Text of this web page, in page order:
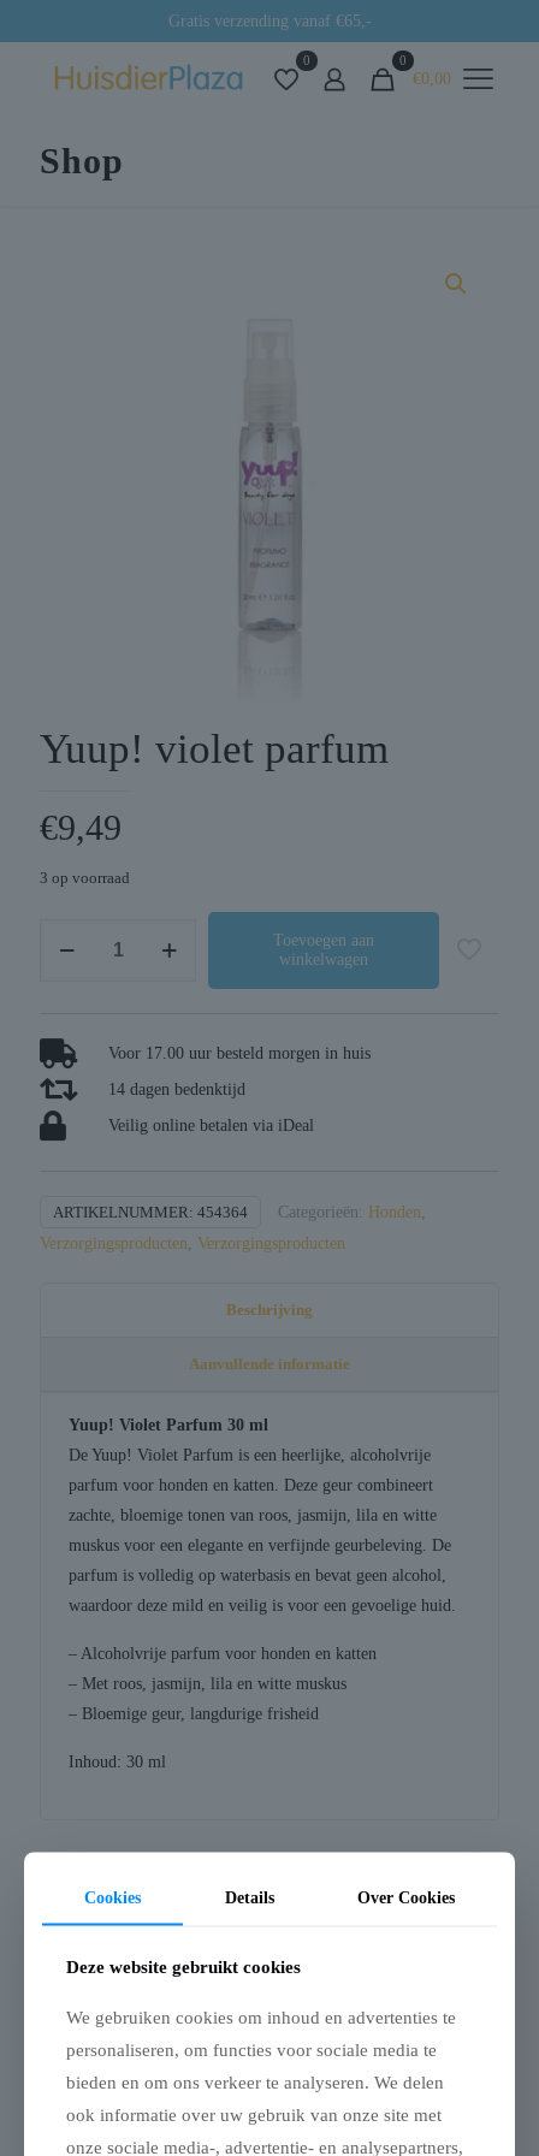
Gratis verzending vanaf €65,-
0 0
€0,00
Shop
Yuup! violet parfum
€9,49
3 op voorraad
Toevoegen aan
winkelwagen
Voor 17.00 uur besteld morgen in huis
14 dagen bedenktijd
Veilig online betalen via iDeal
ARTIKELNUMMER: 454364 Categorieën: Honden,
Verzorgingsproducten, Verzorgingsproducten
Beschrijving
Aanvullende informatie
Yuup! Violet Parfum 30 ml
De Yuup! Violet Parfum is een heerlijke, alcoholvrije
parfum voor honden en katten. Deze geur combineert
zachte, bloemige tonen van roos, jasmijn, lila en witte
muskus voor een elegante en verfijnde geurbeleving. De
parfum is volledig op waterbasis en bevat geen alcohol,
waardoor deze mild en veilig is voor een gevoelige huid.
– Alcoholvrije parfum voor honden en katten
– Met roos, jasmijn, lila en witte muskus
– Bloemige geur, langdurige frisheid
Inhoud: 30 ml
Gerelateerde producten
Cookies Details Over Cookies
Deze website gebruikt cookies
We gebruiken cookies om inhoud en advertenties te
personaliseren, om functies voor sociale media te
bieden en om ons verkeer te analyseren. We delen
ook informatie over uw gebruik van onze site met
onze sociale media-, advertentie- en analysepartners,